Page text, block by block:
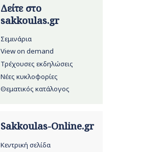
Δείτε στο
sakkoulas.gr
Σεμινάρια
View on demand
Τρέχουσες εκδηλώσεις
Νέες κυκλοφορίες
Θεματικός κατάλογος
Sakkoulas-Online.gr
Κεντρική σελίδα